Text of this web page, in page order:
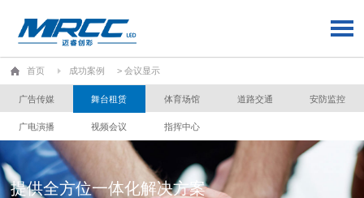
首页 成功案例 > 会议显示
广告传媒 舞台租赁 体育场馆 道路交通 安防监控
广电演播 视频会议 指挥中心
提供全方位一体化解决方案